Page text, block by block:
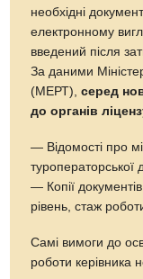
необхідні
електронному
введений після
За даними
(МЕРТ),серед
до органів
— Відомості про
туроператорської
— Копії
рівень, стаж
Самі вимоги до
роботи керівника